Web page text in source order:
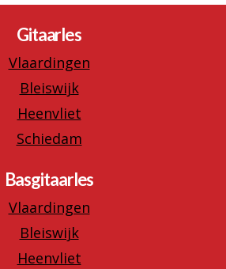
Gitaarles
Vlaardingen
Bleiswijk
Heenvliet
Schiedam
Basgitaarles
Vlaardingen
Bleiswijk
Heenvliet